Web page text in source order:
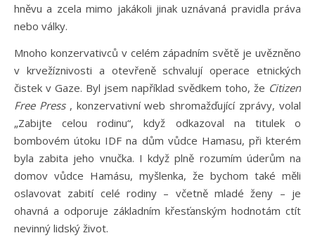
hněvu a zcela mimo jakákoli jinak uznávaná pravidla práva
nebo války.
Mnoho konzervativců v celém západním světě je uvězněno
v krvežíznivosti a otevřeně schvalují operace etnických
čistek v Gaze. Byl jsem například svědkem toho, že Citizen
Free Press, konzervativní web shromažďující zprávy, volal
„Zabijte celou rodinu“, když odkazoval na titulek o
bombovém útoku IDF na dům vůdce Hamasu, při kterém
byla zabita jeho vnučka. I když plně rozumím úderům na
domov vůdce Hamásu, myšlenka, že bychom také měli
oslavovat zabití celé rodiny – včetně mladé ženy – je
ohavná a odporuje základním křesťanským hodnotám ctít
nevinný lidský život.